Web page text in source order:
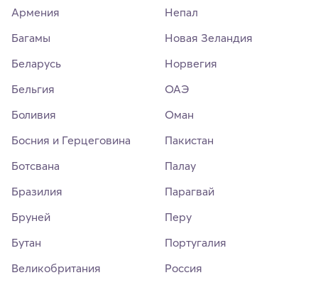
Армения
Багамы
Беларусь
Бельгия
Боливия
Босния и Герцеговина
Ботсвана
Бразилия
Бруней
Бутан
Великобритания
Непал
Новая Зеландия
Норвегия
ОАЭ
Оман
Пакистан
Палау
Парагвай
Перу
Португалия
Россия